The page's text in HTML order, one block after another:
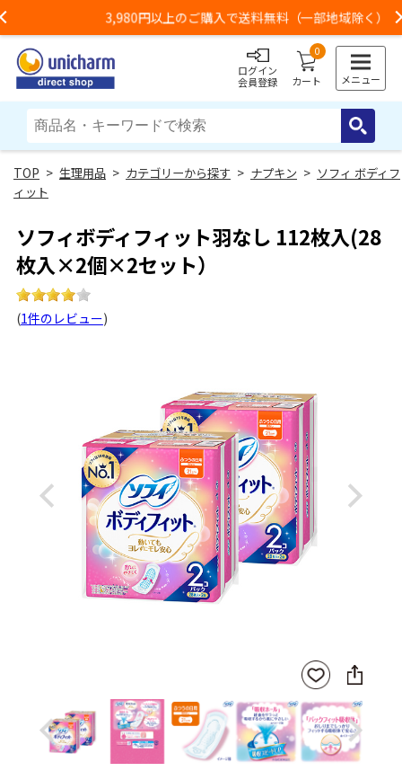
3,980円以上のご購入で送料無料（一部地域除く）
ログイン
会員登録
0
カート メニュー
> 生理用品 > カテゴリーから探す > ナプキン > ソフィ ボディフ
ィット
ソフィボディフィット羽なし 112枚入(28
枚入×2個×2セット）
(1件のレビュー)
Previous Next
お気
に入
りに
登録
SNS
に
ェ
ア
Previous Next